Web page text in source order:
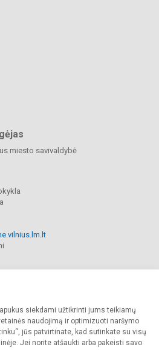
siekdami užtikrinti jums teikiamų
naudojimą ir optimizuoti naršymo
jūs patvirtinate, kad sutinkate su visų
Jei norite atšaukti arba pakeisti savo
miesto savivaldybė
mokykla. Visos teisės saugomos.
sutikimo griežtai draudžiama.
Slapukų valdymas